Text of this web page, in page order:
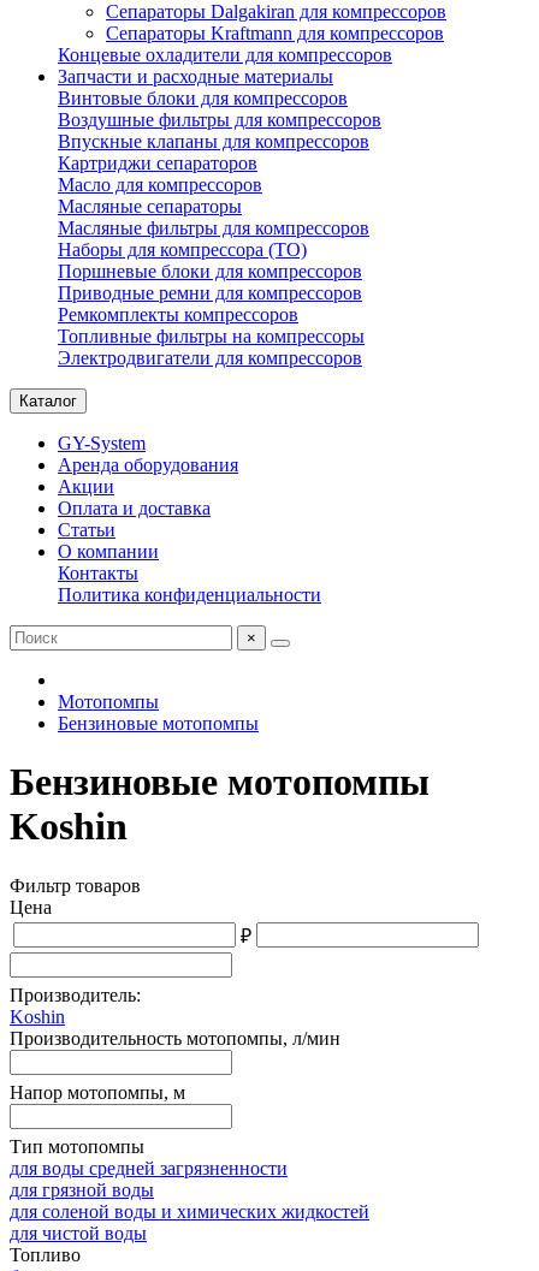
Сепараторы Dalgakiran для компрессоров
Сепараторы Kraftmann для компрессоров
Концевые охладители для компрессоров
Запчасти и расходные материалы
Винтовые блоки для компрессоров
Воздушные фильтры для компрессоров
Впускные клапаны для компрессоров
Картриджи сепараторов
Масло для компрессоров
Масляные сепараторы
Масляные фильтры для компрессоров
Наборы для компрессора (ТО)
Поршневые блоки для компрессоров
Приводные ремни для компрессоров
Ремкомплекты компрессоров
Топливные фильтры на компрессоры
Электродвигатели для компрессоров
Каталог
GY-System
Аренда оборудования
Акции
Оплата и доставка
Статьи
О компании
Контакты
Политика конфиденциальности
×
Мотопомпы
Бензиновые мотопомпы
Бензиновые мотопомпы
Koshin
Фильтр товаров
Цена
₽
Производитель:
Koshin
Производительность мотопомпы, л/мин
Напор мотопомпы, м
Тип мотопомпы
для воды средней загрязненности
для грязной воды
для соленой воды и химических жидкостей
для чистой воды
Топливо